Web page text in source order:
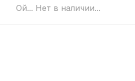
Ой... Нет в наличии...